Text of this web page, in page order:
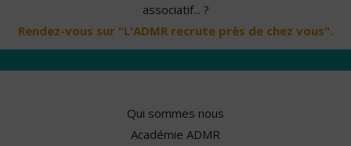
associatif... ?
Rendez-vous sur "L'ADMR recrute près de chez vous".
Qui sommes nous
Académie ADMR